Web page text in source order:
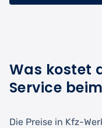
Was kostet
Service
Die Preise in Kfz-